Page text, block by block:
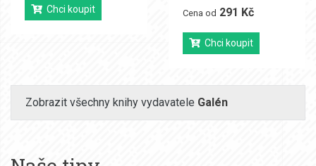
Chci koupit Cena od 291 Kč
Chci koupit
Zobrazit všechny knihy vydavatele Galén